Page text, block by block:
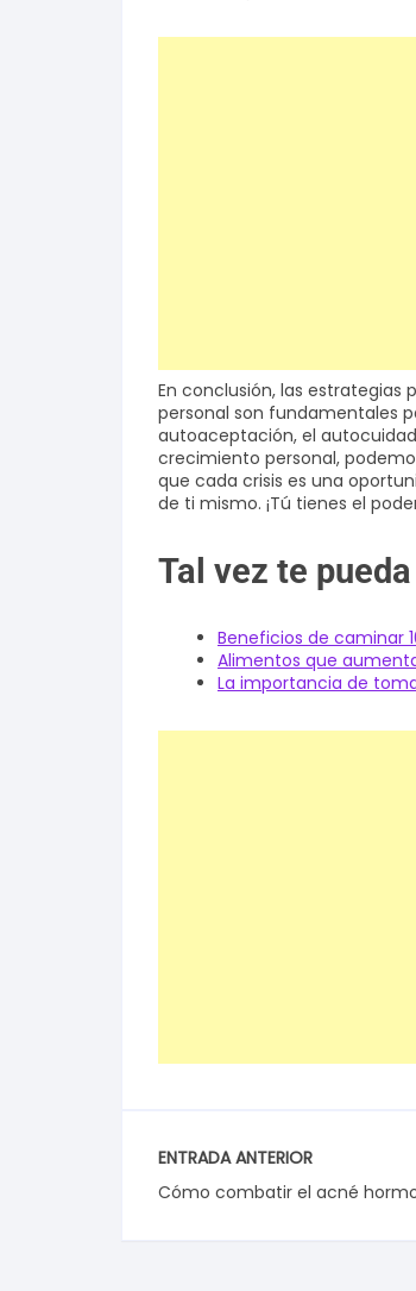
En conclusión, las estrategias
personal son fundamentales
autoaceptación, el
crecimiento personal,
que cada crisis es una
de ti mismo. ¡Tú tienes el
Tal vez te
Beneficios de caminar
Alimentos que
La importancia de
ENTRADA ANTERIOR
Cómo combatir el acné